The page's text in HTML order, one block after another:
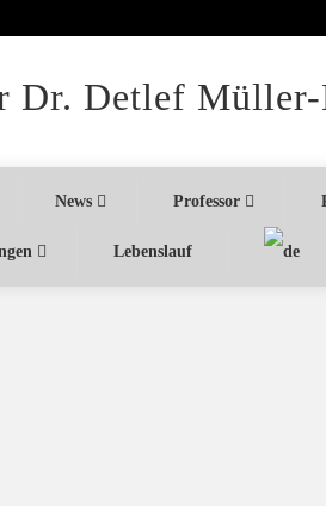
Dr. Detlef
News Professor
Lebenslauf